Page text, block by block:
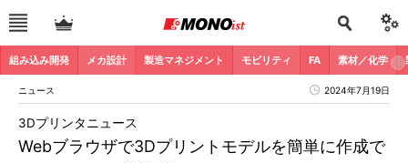
組み込み開発 メカ設計 製造マネジメント モビリティ FA 素材／化学
ニュース 2024年7月19日
Webブラウザで3Dプリントモデルを簡単に作成で
3Dプリンタニュース